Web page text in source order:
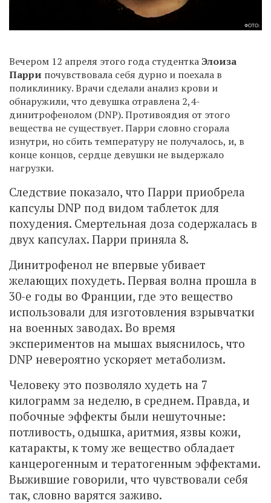
ФОТО:
Вечером 12 апреля этого года студентка Элоиза
Парри почувствовала себя дурно и поехала в
поликлинику. Врачи сделали анализ крови и
обнаружили, что девушка отравлена 2,4-
динитрофенолом (DNP). Противоядия от этого
вещества не существует. Парри словно сгорала
изнутри, но сбить температуру не получалось, и, в
конце концов, сердце девушки не выдержало
нагрузки.
Следствие показало, что Парри приобрела
капсулы DNP под видом таблеток для
похудения. Смертельная доза содержалась в
двух капсулах. Парри приняла 8.
Динитрофенол не впервые убивает
желающих похудеть. Первая волна прошла в
30-е годы во Франции, где это вещество
использовали для изготовления взрывчатки
на военных заводах. Во время
экспериментов на мышах выяснилось, что
DNP невероятно ускоряет метаболизм.
Человеку это позволяло худеть на 7
килограмм за неделю, в среднем. Правда, и
побочные эффекты были нешуточные:
потливость, одышка, аритмия, язвы кожи,
катаракты, к тому же вещество обладает
канцерогенным и тератогенным эффектами.
Выжившие говорили, что чувствовали себя
так, словно варятся заживо.